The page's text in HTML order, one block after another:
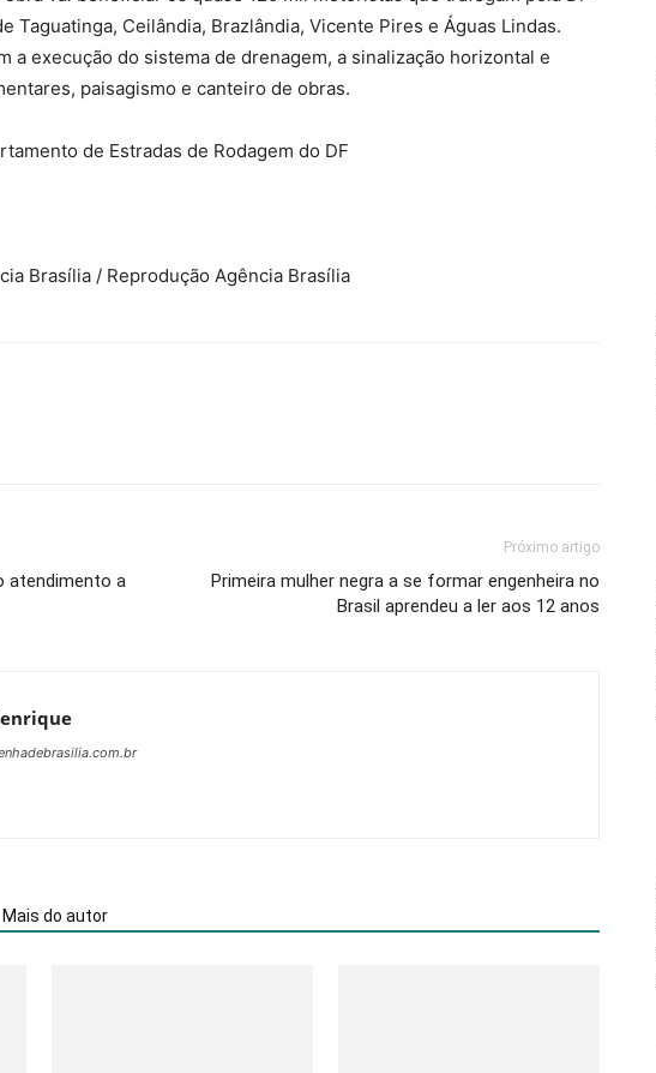
Taguatinga, Ceilândia, Brazlândia, Vicente Pires e Águas Lindas.
a execução do sistema de drenagem, a sinalização horizontal e
paisagismo e canteiro de obras.
de Estradas de Rodagem do DF
Brasília / Reprodução Agência Brasília
atendimento a
Próximo artigo
Primeira mulher negra a se formar engenheira no
Brasil aprendeu a ler aos 12 anos
Mais do autor